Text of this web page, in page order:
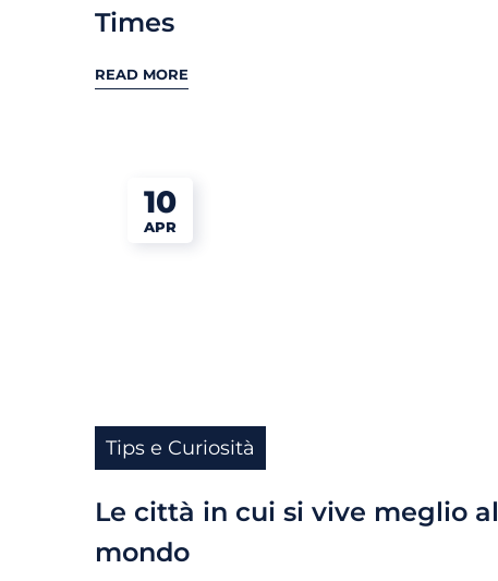
Times
READ MORE
10
APR
Tips e Curiosità
Le città in cui si vive meglio al
mondo